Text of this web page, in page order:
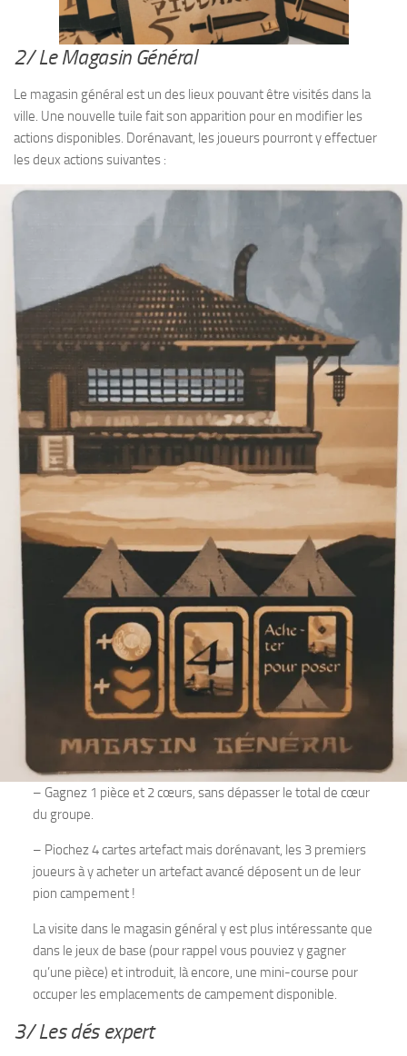
2/ Le Magasin Général
Le magasin général est un des lieux pouvant être visités dans la
ville. Une nouvelle tuile fait son apparition pour en modifier les
actions disponibles. Dorénavant, les joueurs pourront y effectuer
les deux actions suivantes :
– Gagnez 1 pièce et 2 cœurs, sans dépasser le total de cœur
du groupe.
– Piochez 4 cartes artefact mais dorénavant, les 3 premiers
joueurs à y acheter un artefact avancé déposent un de leur
pion campement !
La visite dans le magasin général y est plus intéressante que
dans le jeux de base (pour rappel vous pouviez y gagner
qu’une pièce) et introduit, là encore, une mini-course pour
occuper les emplacements de campement disponible.
3/ Les dés expert